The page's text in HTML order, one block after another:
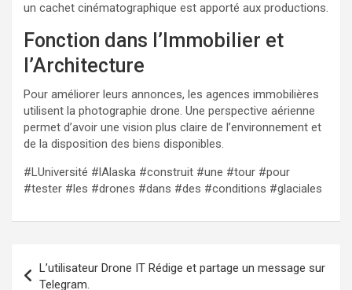
un cachet cinématographique est apporté aux productions.
Fonction dans l’Immobilier et
l’Architecture
Pour améliorer leurs annonces, les agences immobilières
utilisent la photographie drone. Une perspective aérienne
permet d’avoir une vision plus claire de l’environnement et
de la disposition des biens disponibles.
#LUniversité #lAlaska #construit #une #tour #pour
#tester #les #drones #dans #des #conditions #glaciales
de
L’utilisateur Drone IT Rédige et partage un message sur
Telegram.